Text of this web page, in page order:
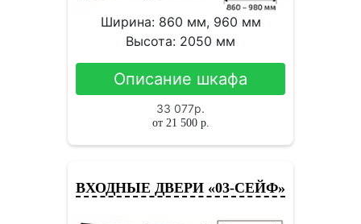
Ширина: 860 мм, 960 мм
Высота: 2050 мм
Описание шкафа
33 077р.
от 21 500р.
ВХОДНЫЕ ДВЕРИ «03-СЕЙФ»